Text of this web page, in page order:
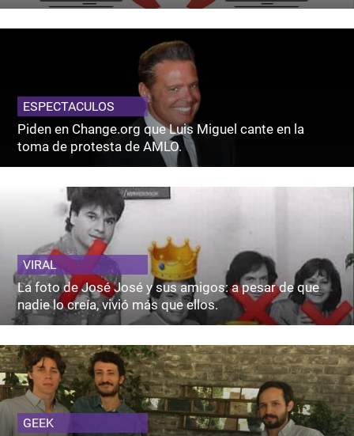
ESPECTACULOS
Piden en Change.org que Luis Miguel cante en la
toma de protesta de AMLO.
VIRAL
La foto de José José y sus amigos: a pesar de que
nadie lo creía, vivió más que ellos.
GEEK